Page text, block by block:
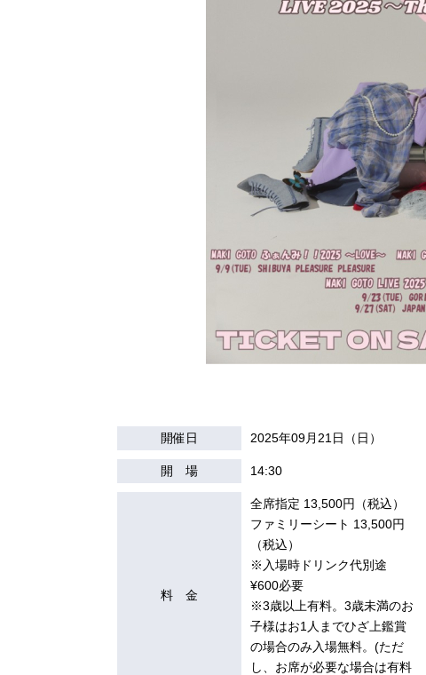
開催日 2025年09月21日（日）
開 場 14:30
料 金
全席指定 13,500円（税込）
ファミリーシート 13,500円
（税込）
※入場時ドリンク代別途
¥600必要
※3歳以上有料。3歳未満のお
子様はお1人までひざ上鑑賞
の場合のみ⼊場無料。(ただ
し、お席が必要な場合は有料